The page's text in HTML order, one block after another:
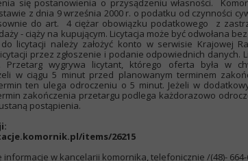
się postanowienia o przysądzeniu własności.
z dnia 9 września 2000 r. o podatku od czynności
do art. 4 ciężar obowiązku podatkowego z
- ciąży na kupującym. Licytacja może być odwołana
licytacji należy założyć konto w serwisie Krajowej
przez zgłoszenie i podanie odpowiednich danych.
Przetarg wygrywa licytant, którego oferta była w
w ciągu 5 minut przed planowanym terminem
ten ulega odroczeniu o 5 minut. Jeżeli w
zakończenia przetargu podlega każdorazowo
postąpienia.
items/26215
informacje w kancelarii komornika, telefonicznie /(48)-